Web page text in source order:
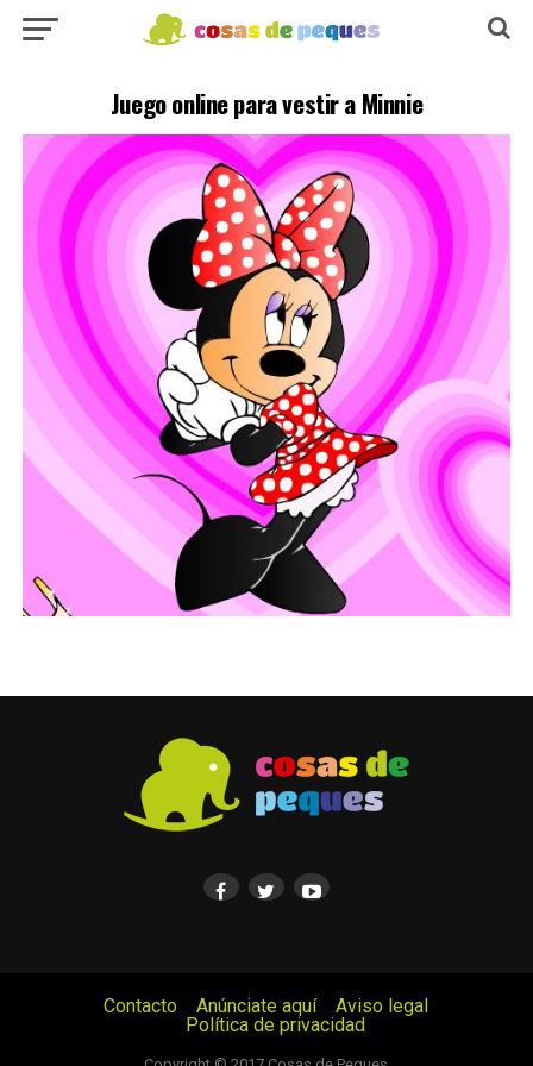
Juego online para vestir a Minnie
Contacto Anúnciate aquí
Aviso legal
Política de privacidad